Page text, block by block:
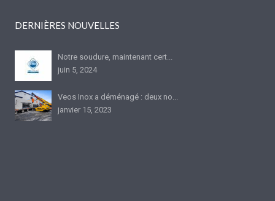
DERNIÈRES NOUVELLES
Notre soudure, maintenant cert...
juin 5, 2024
Veos Inox a déménagé : deux no...
janvier 15, 2023